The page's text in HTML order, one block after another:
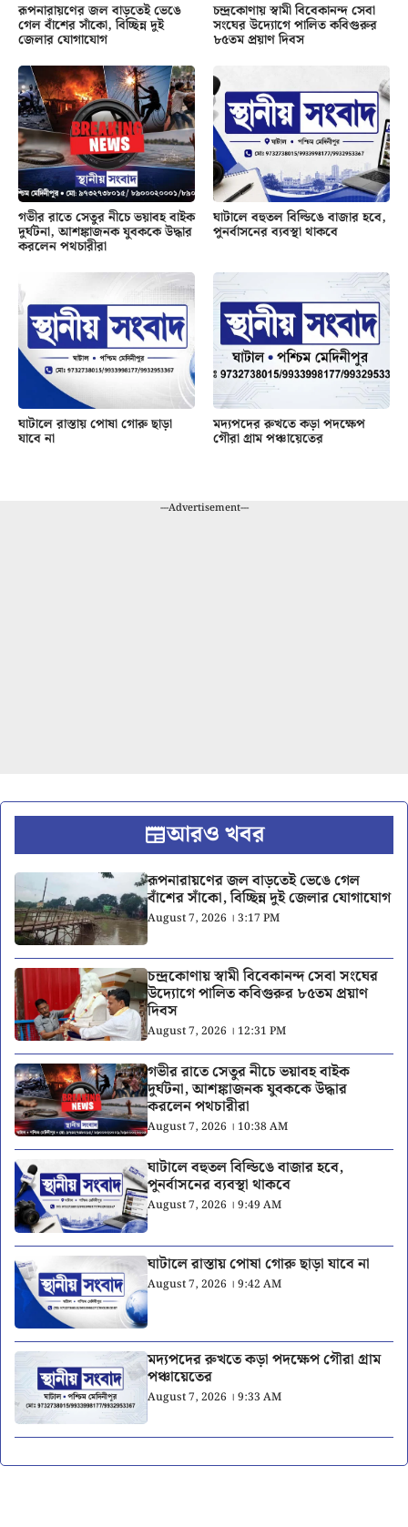
রূপনারায়ণের জল বাড়তেই ভেঙে
গেল বাঁশের সাঁকো, বিচ্ছিন্ন দুই
জেলার যোগাযোগ
চন্দ্রকোণায় স্বামী বিবেকানন্দ সেবা
সংঘের উদ্যোগে পালিত কবিগুরুর
৮৫তম প্রয়াণ দিবস
গভীর রাতে সেতুর নীচে ভয়াবহ বাইক
দুর্ঘটনা, আশঙ্কাজনক যুবককে উদ্ধার
করলেন পথচারীরা
ঘাটালে বহুতল বিল্ডিঙে বাজার হবে,
পুনর্বাসনের ব্যবস্থা থাকবে
ঘাটালে রাস্তায় পোষা গোরু ছাড়া
যাবে না
মদ্যপদের রুখতে কড়া পদক্ষেপ
গৌরা গ্রাম পঞ্চায়েতের
---Advertisement---
আরও খবর
রূপনারায়ণের জল বাড়তেই ভেঙে গেল
বাঁশের সাঁকো, বিচ্ছিন্ন দুই জেলার যোগাযোগ
August 7, 2026 । 3:17 PM
চন্দ্রকোণায় স্বামী বিবেকানন্দ সেবা সংঘের
উদ্যোগে পালিত কবিগুরুর ৮৫তম প্রয়াণ
দিবস
August 7, 2026 । 12:31 PM
গভীর রাতে সেতুর নীচে ভয়াবহ বাইক
দুর্ঘটনা, আশঙ্কাজনক যুবককে উদ্ধার
করলেন পথচারীরা
August 7, 2026 । 10:38 AM
ঘাটালে বহুতল বিল্ডিঙে বাজার হবে,
পুনর্বাসনের ব্যবস্থা থাকবে
August 7, 2026 । 9:49 AM
ঘাটালে রাস্তায় পোষা গোরু ছাড়া যাবে না
August 7, 2026 । 9:42 AM
মদ্যপদের রুখতে কড়া পদক্ষেপ গৌরা গ্রাম
পঞ্চায়েতের
August 7, 2026 । 9:33 AM